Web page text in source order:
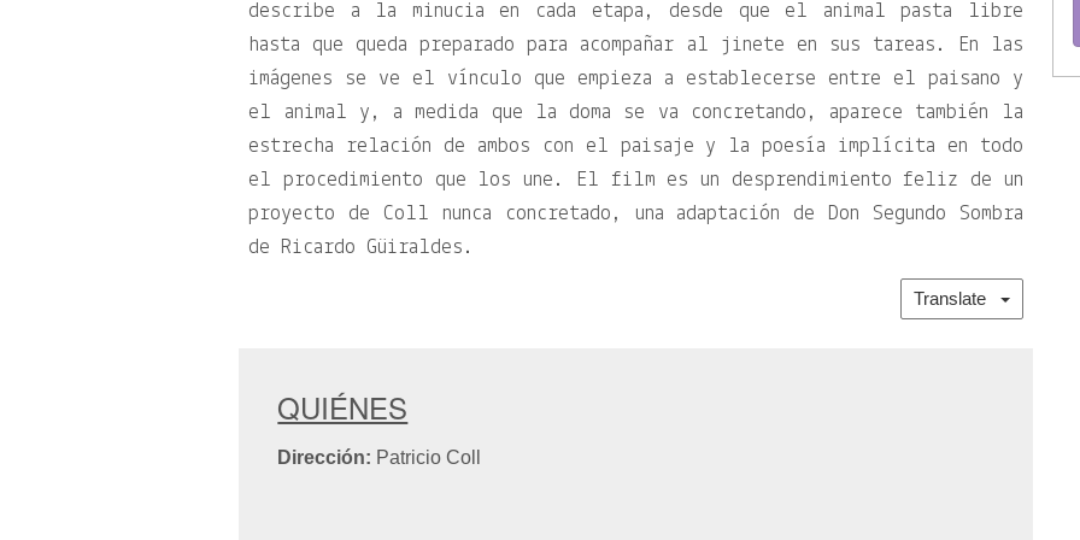
describe a la minucia en cada etapa, desde que el animal pasta libre
hasta que queda preparado para acompañar al jinete en sus tareas. En las
imágenes se ve el vínculo que empieza a establecerse entre el paisano y
el animal y, a medida que la doma se va concretando, aparece también la
estrecha relación de ambos con el paisaje y la poesía implícita en todo
el procedimiento que los une. El film es un desprendimiento feliz de un
proyecto de Coll nunca concretado, una adaptación de Don Segundo Sombra
de Ricardo Güiraldes.
Translate
QUIÉNES
Dirección: Patricio Coll